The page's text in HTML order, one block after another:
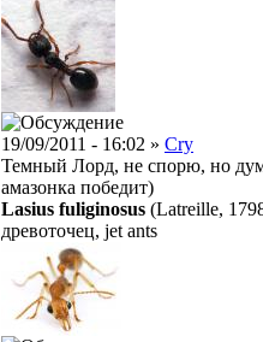
19/09/2011 - 16:02 » Cry
Темный Лорд, не спорю, но
амазонка победит)
Lasius fuliginosus (Latreille,
древоточец, jet ants